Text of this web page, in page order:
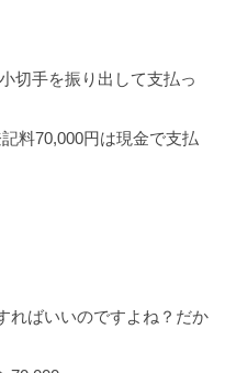
切手を振り出して支払っ
料70,000円は現金で支払
ればいいのですよね？だか